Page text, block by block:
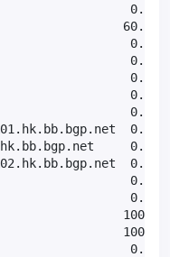
0.0%
60.0%
0.0%
0.0%
0.0%
0.0%
0.0%
0.0%
0.0%
100.0
100.0
0.0%